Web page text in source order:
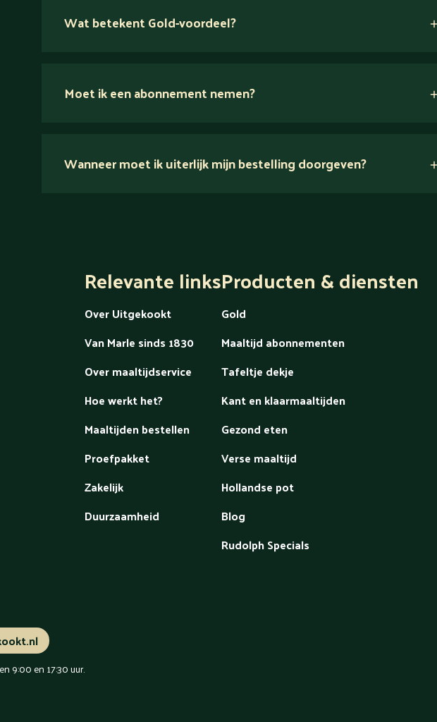
Wat betekent Gold-voordeel?
Ontdek alles over Gold
Moet ik een abonnement nemen?
Wanneer moet ik uiterlijk mijn bestelling doorgeven?
Relevante links
Over Uitgekookt
Van Marle sinds 1830
Over maaltijdservice
Hoe werkt het?
Maaltijden bestellen
Proefpakket
Zakelijk
Duurzaamheid
Producten & diensten
Gold
Maaltijd abonnementen
Tafeltje dekje
Kant en klaarmaaltijden
Gezond eten
Verse maaltijd
Hollandse pot
Blog
Rudolph Specials
9:00 en 17:30 uur.